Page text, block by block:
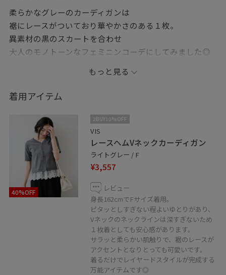
柔らかなグレーのカーディガンは
裾にレースがついており華やかさのある１枚。
異素材の黒のスカートを合わせ
大人のモノトーンなフェミニンコーデにしてみました◎
※店頭及び屋外での撮影画像は、光の当たり具合で色味
が異なって見える場合がございます。
商品の色味らスタジオ撮影の画像をご参照ください。
LINEで在庫のお問い合わせや商品、コーディネートのご
相談など是非お気軽にお問い合わせくださいませ。
LINEで大分アミュプラザVISスタッフにご相談は【友だち
追加】をタップ！！
もっと見る
着用アイテム
40%OFF
2BUY10%OFF
VIS
レースヘムVネックカーディガン
ライトグレー / F
¥3,557
レビュー
身長162cmでFサイズ着用。
ピタッとしすぎない程よいゆとりがあり、
Vネックのネックラインは深すぎないため
１枚着としても安心感があります。
サラッと柔らかい肌触りで、裾のレースが
アクセントとなりとっても可愛いです。
着るだけでレイヤードスタイルが完成する
万能アイテムです◎